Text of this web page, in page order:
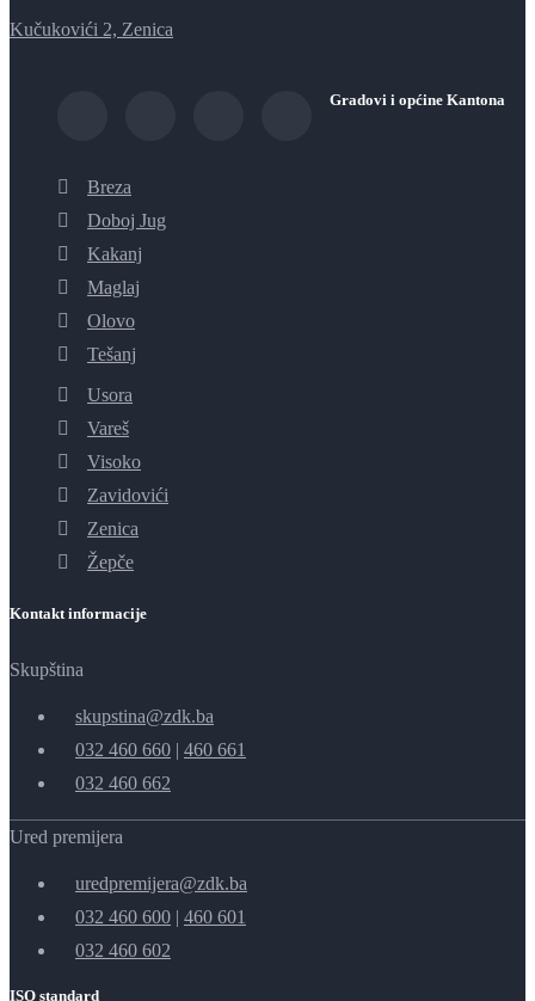
Kučukovići 2, Zenica
Gradovi i općine Kantona
Breza
Doboj Jug
Kakanj
Maglaj
Olovo
Tešanj
Usora
Vareš
Visoko
Zavidovići
Zenica
Žepče
Kontakt informacije
Skupština
skupstina@zdk.ba
032 460 660 | 460 661
032 460 662
Ured premijera
uredpremijera@zdk.ba
032 460 600 | 460 601
032 460 602
ISO standard